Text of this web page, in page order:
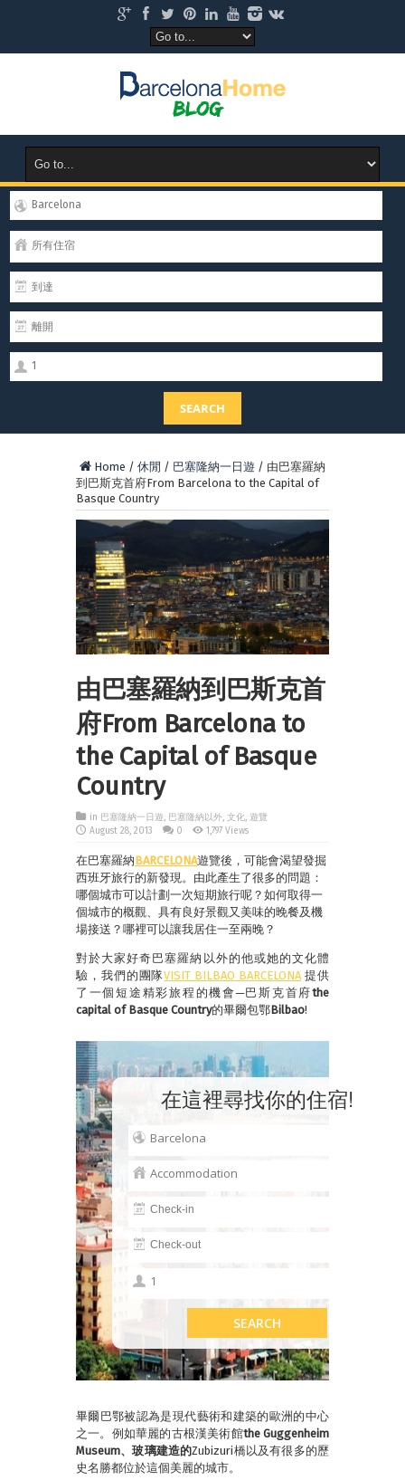
Barcelona
所有住宿
1
SEARCH
Home / 休閒 / 巴塞隆納一日遊 / 由巴塞羅納
到巴斯克首府From Barcelona to the Capital of
Basque Country
由巴塞羅納到巴斯克首
府From Barcelona to
the Capital of Basque
Country
in 巴塞隆納一日遊, 巴塞隆納以外, 文化, 遊覽
August 28, 2013
0 1,797 Views
在巴塞羅納 BARCELONA遊覽後，可能會渴望發掘
西班牙旅行的新發現。由此產生了很多的問題：
哪個城市可以計劃一次短期旅行呢？如何取得一
個城市的概觀、具有良好景觀又美味的晚餐及機
場接送？哪裡可以讓我居住一至兩晚？
對於大家好奇巴塞羅納以外的他或她的文化體
驗，我們的團隊VISIT BILBAO BARCELONA提供
了一個短途精彩旅程的機會─巴斯克首府the
capital of Basque Country的畢爾包鄂Bilbao!
在這裡尋找你的住宿!
畢爾巴鄂被認為是現代藝術和建築的歐洲的中心
之一。例如華麗的古根漢美術館the Guggenheim
Museum、玻璃建造的Zubizuri橋以及有很多的歷
史名勝都位於這個美麗的城市。